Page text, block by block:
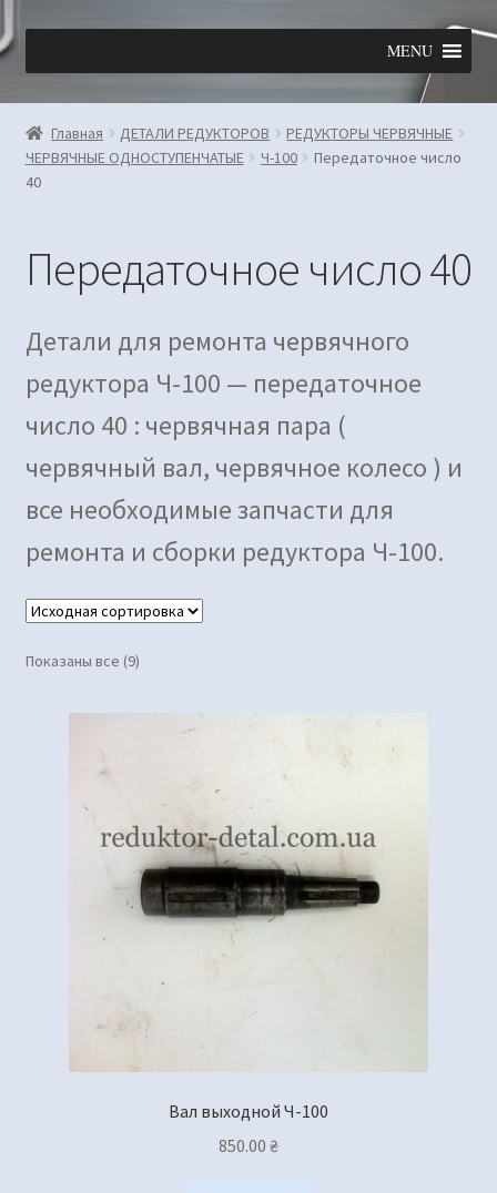
к
к
MENU
Главная ДЕТАЛИ РЕДУКТОРОВ
РЕДУКТОРЫ ЧЕРВЯЧНЫЕ
ЧЕРВЯЧНЫЕ ОДНОСТУПЕНЧАТЫЕ
Ч-100
Передаточное число
40
Передаточное число 40
Детали для ремонта червячного
редуктора Ч-100 — передаточное
число 40 : червячная пара (
червячный вал, червячное колесо ) и
все необходимые запчасти для
ремонта и сборки редуктора Ч-100.
Показаны все (9)
Вал выходной Ч-100
850.00 ₴